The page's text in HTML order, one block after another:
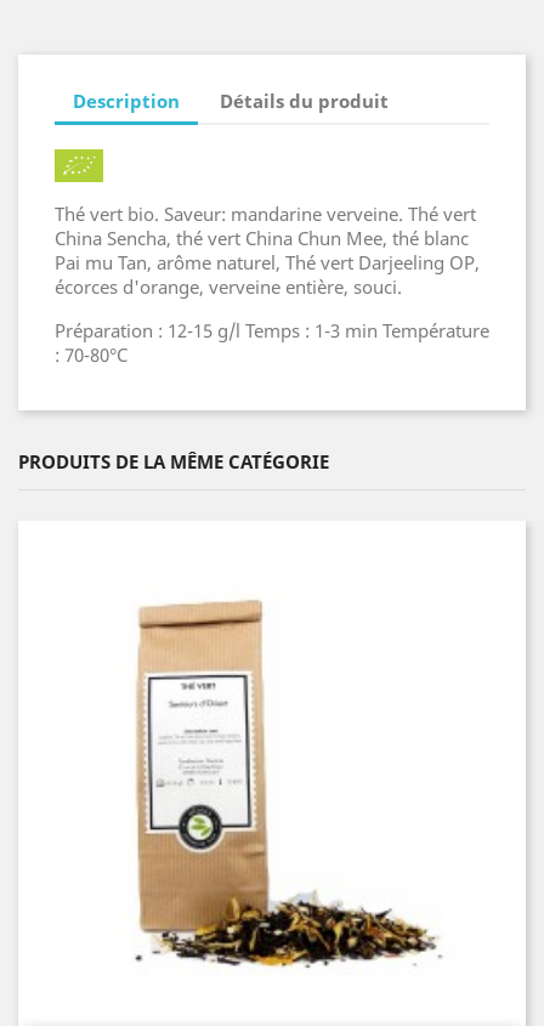
Description Détails du produit
Thé vert bio. Saveur: mandarine verveine. Thé vert
China Sencha, thé vert China Chun Mee, thé blanc
Pai mu Tan, arôme naturel, Thé vert Darjeeling OP,
écorces d'orange, verveine entière, souci.
Préparation : 12-15 g/l Temps : 1-3 min Température
: 70-80°C
PRODUITS DE LA MÊME CATÉGORIE